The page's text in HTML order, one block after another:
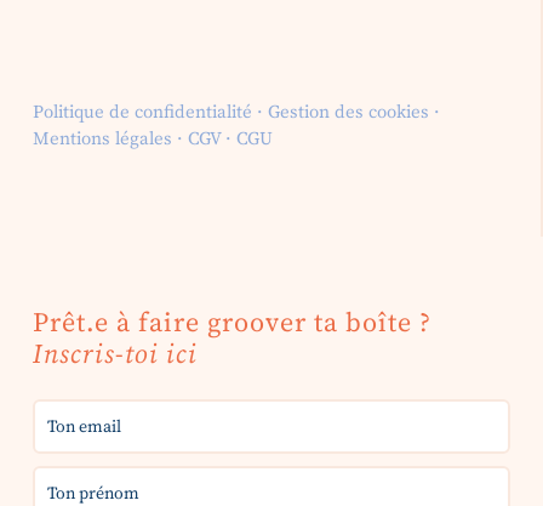
Politique de confidentialité · Gestion des cookies ·
Mentions légales · CGV· CGU
Prêt.e à faire groover ta boîte ?
Inscris-toi ici